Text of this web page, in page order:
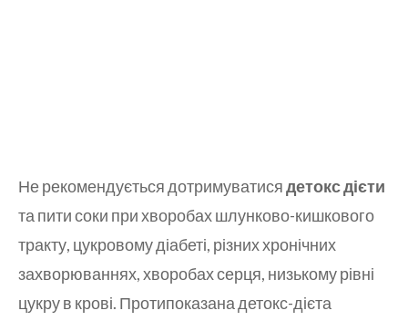
Не рекомендується дотримуватисядетокс дієти
та пити соки при хворобах шлунково-кишкового
тракту, цукровому діабеті, різних хронічних
захворюваннях, хворобах серця, низькому рівні
цукру в крові. Протипоказана детокс-дієта